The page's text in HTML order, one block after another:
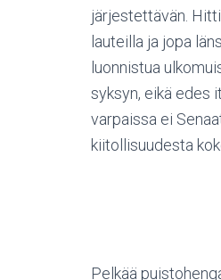
järjestettävän.
lauteilla ja jopa
luonnistua
syksyn, eikä edes
varpaissa ei
kiitollisuudesta
Pelkää